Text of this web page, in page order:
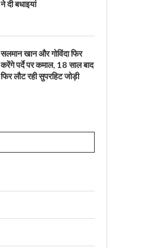
ने दी बधाइयां
सलमान खान और गोविंदा फिर
करेंगे पर्दे पर कमाल, 18 साल बाद
फिर लौट रही सुपरहिट जोड़ी